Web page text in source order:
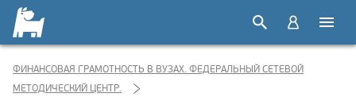
ФИНАНСОВАЯ ГРАМОТНОСТЬ В ВУЗАХ. ФЕДЕРАЛЬНЫЙ СЕТЕВОЙ
МЕТОДИЧЕСКИЙ ЦЕНТР.